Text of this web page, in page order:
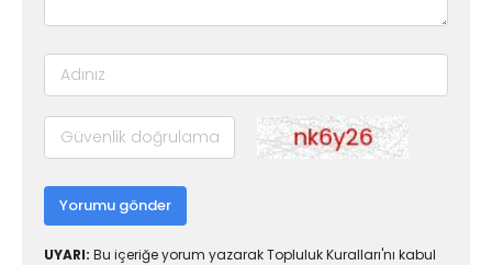
Yorumu gönder
UYARI: Bu içeriğe yorum yazarak Topluluk Kuralları'nı kabul